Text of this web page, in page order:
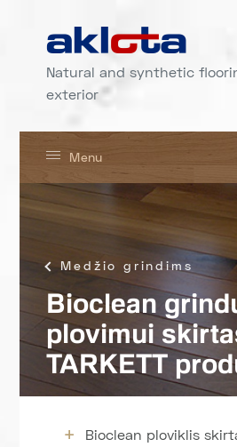
Natural and synthetic
exterior
Menu
Medžio grindims
Bioclean
plovimui
TARKETT
Bioclean ploviklis